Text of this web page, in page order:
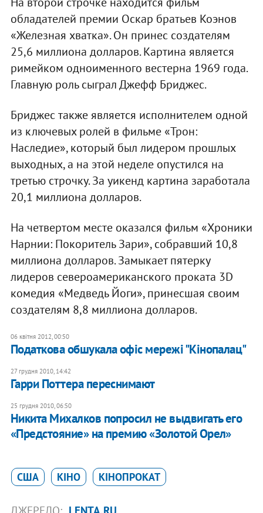
обладателей премии Оскар братьев Коэнов
«Железная хватка». Он принес создателям
25,6 миллиона долларов. Картина является
римейком одноименного вестерна 1969 года.
Главную роль сыграл Джефф Бриджес.
Бриджес также является исполнителем одной
из ключевых ролей в фильме «Трон:
Наследие», который был лидером прошлых
выходных, а на этой неделе опустился на
третью строчку. За уикенд картина заработала
20,1 миллиона долларов.
На четвертом месте оказался фильм «Хроники
Нарнии: Покоритель Зари», собравший 10,8
миллиона долларов. Замыкает пятерку
лидеров североамериканского проката 3D
комедия «Медведь Йоги», принесшая своим
создателям 8,8 миллиона долларов.
06 квітня 2012, 00:50
Податкова обшукала офіс мережі "Кінопалац"
27 грудня 2010, 14:42
Гарри Поттера переснимают
25 грудня 2010, 06:50
Никита Михалков попросил не выдвигать его
«Предстояние» на премию «Золотой Орел»
США КІНО КІНОПРОКАТ